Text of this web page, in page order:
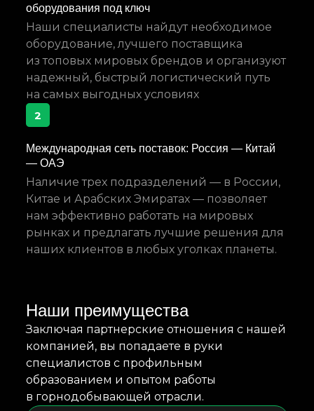
оборудования под ключ
Наши специалисты найдут необходимое
оборудование, лучшего поставщика
из топовых мировых брендов и организуют
надежный, быстрый логистический путь
на самых выгодных условиях
2
Международная сеть поставок: Россия — Китай
— ОАЭ
Наличие трех подразделений — в России,
Китае и Арабских Эмиратах — позволяет
нам эффективно работать на мировых
рынках и предлагать лучшие решения для
наших клиентов в любых уголках планеты.
Наши преимущества
Заключая партнерские отношения с нашей
компанией, вы попадаете в руки
специалистов с профильным
образованием и опытом работы
в горнодобывающей отрасли.